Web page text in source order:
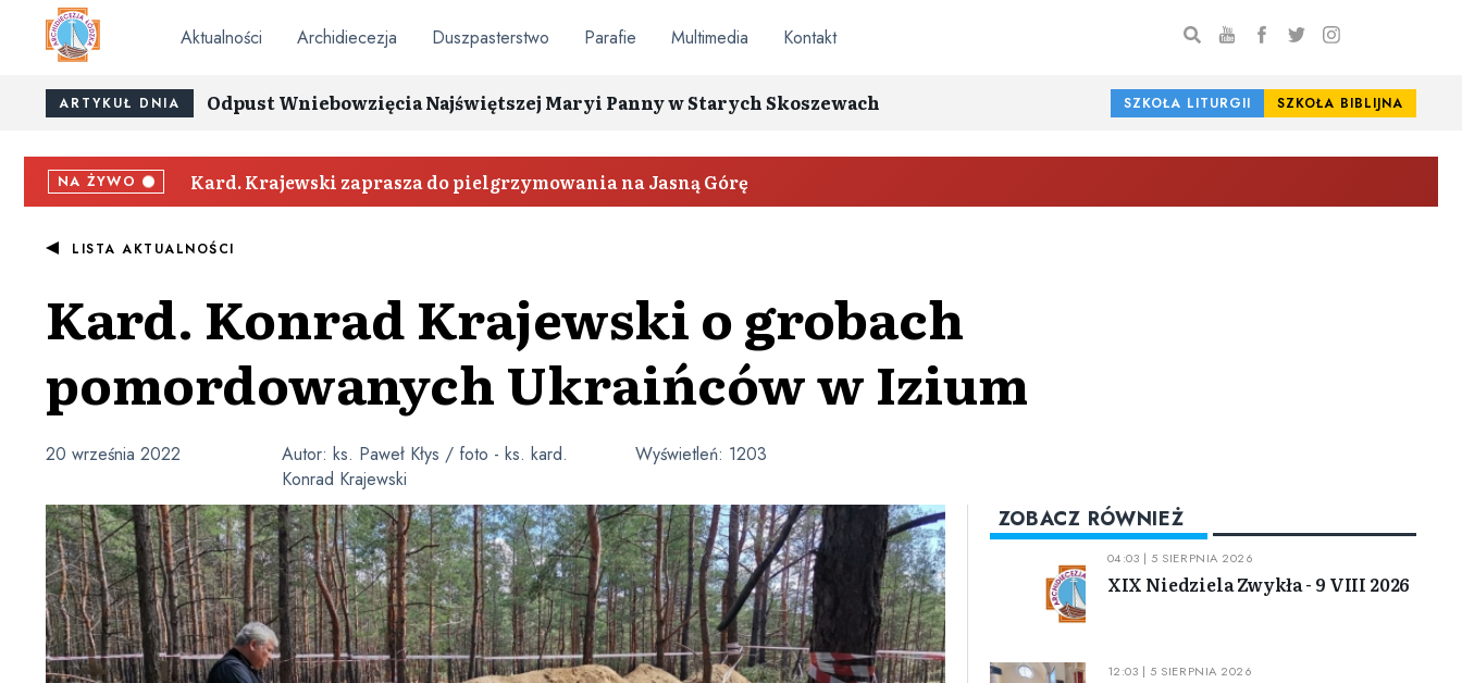
Aktualności Archidiecezja Duszpasterstwo Parafie Multimedia Kontakt
ARTYKUŁ DNIA Odpust Wniebowzięcia Najświętszej Maryi Panny w Starych Skoszewach SZKOŁA LITURGII SZKOŁA BIBLIJNA
NA ŻYWO Kard. Krajewski zaprasza do pielgrzymowania na Jasną Górę
LISTA AKTUALNOŚCI
Kard. Konrad Krajewski o grobach
pomordowanych Ukraińców w Izium
Autor: ks. Paweł Kłys / foto - ks. kard.
Konrad Krajewski
20 września 2022 Wyświetleń: 1203
ZOBACZ RÓWNIEŻ
04:03 | 5 SIERPNIA 2026
XIX Niedziela Zwykła - 9 VIII 2026
12:03 | 5 SIERPNIA 2026